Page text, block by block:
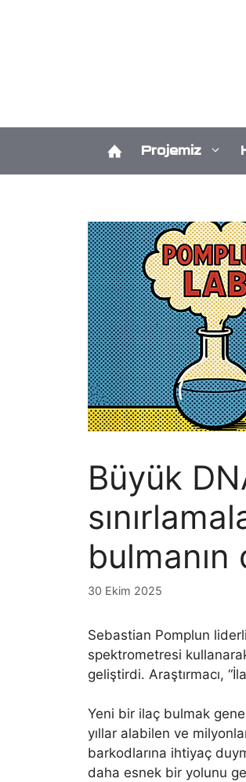
Projemiz
Büyük
bulmanın
30 Ekim 2025
Sebastian Pomplun
spektrometresi
geliştirdi. Araştırmacı,
Yeni bir ilaç bulmak
yıllar alabilen ve
barkodlarına ihtiyaç
daha esnek bir yolunu